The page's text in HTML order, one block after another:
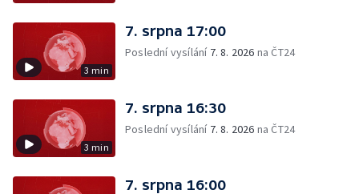
3 min
7. srpna 17:00
Poslední vysílání 7. 8. 2026 na ČT24
3 min
7. srpna 16:30
Poslední vysílání 7. 8. 2026 na ČT24
7. srpna 16:00